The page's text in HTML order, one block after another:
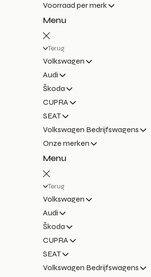
Voorraad per merk
Menu
Terug
Volkswagen
Audi
Škoda
CUPRA
SEAT
Volkswagen Bedrijfswagens
Onze merken
Menu
Terug
Volkswagen
Audi
Škoda
CUPRA
SEAT
Volkswagen Bedrijfswagens